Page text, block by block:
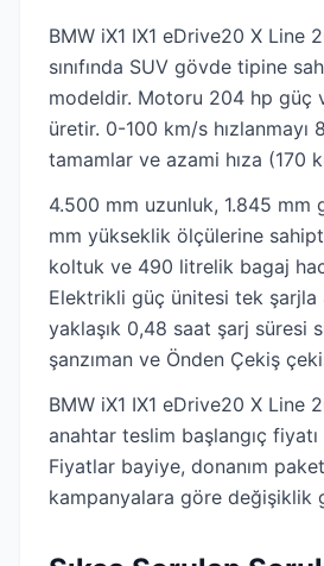
BMW iX1 IX1 eDrive20 X Line
sınıfında SUV gövde tipine
modeldir. Motoru 204 hp güç
üretir. 0-100 km/s hızlanmayı
tamamlar ve azami hıza (170
4.500 mm uzunluk, 1.845 mm
mm yükseklik ölçülerine
koltuk ve 490 litrelik bagaj
Elektrikli güç ünitesi tek
yaklaşık 0,48 saat şarj süresi
şanzıman ve Önden Çekiş
BMW iX1 IX1 eDrive20 X Line
anahtar teslim başlangıç
Fiyatlar bayiye, donanım
kampanyalara göre değişiklik